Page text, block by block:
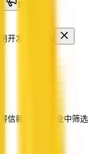
数字营销
开发
信赖的认证企业中筛选